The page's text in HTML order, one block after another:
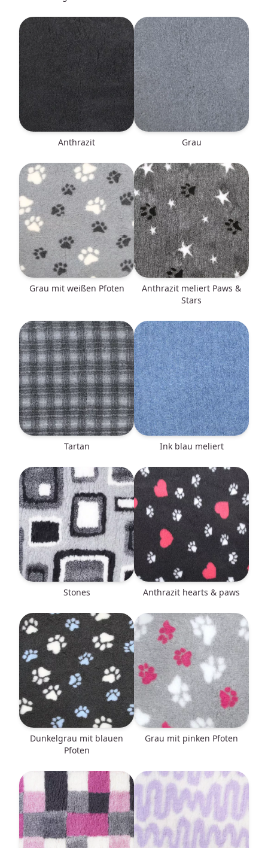
anthrazit grau
grau mit weißen Pfoten
anthrazit meliert Paws &
Stars
Tartan ink blau meliert
Stones anthrazit hearts & paws
dunkelgrau mit blauen
Pfoten
grau mit pinken Pfoten